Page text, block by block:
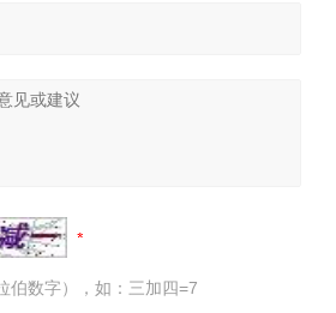
伯数字），如：三加四=7